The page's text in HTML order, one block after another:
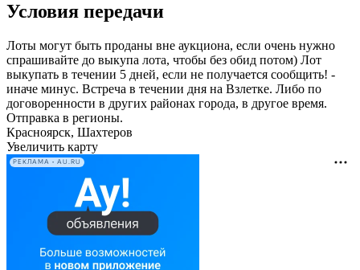
Условия передачи
Лоты могут быть проданы вне аукциона, если очень нужно
спрашивайте до выкупа лота, чтобы без обид потом) Лот
выкупать в течении 5 дней, если не получается сообщить! -
иначе минус. Встреча в течении дня на Взлетке. Либо по
договоренности в других районах города, в другое время.
Отправка в регионы.
Красноярск, Шахтеров
Увеличить карту
РЕКЛАМА • AU.RU